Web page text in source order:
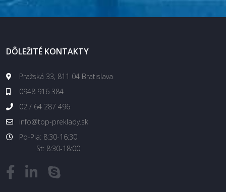
DÔLEŽITÉ KONTAKTY
Pražská 33, 811 04 Bratislava
0948 916 384
02 / 64 287 496
info@top-preklady.sk
Po-Pia: 8:30-16:30
St: 8:30-18:00